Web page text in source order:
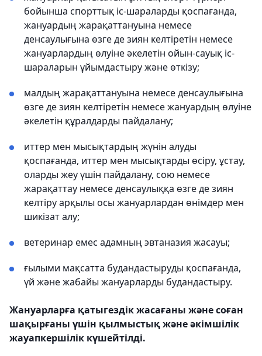
бойынша спорттық іс-шараларды қоспағанда,
жануардың жарақаттануына немесе
денсаулығына өзге де зиян келтіретін немесе
жануарлардың өлуіне әкелетін ойын-сауық іс-
шараларын ұйымдастыру және өткізу;
малдың жарақаттануына немесе денсаулығына
өзге де зиян келтіретін немесе жануардың өлуіне
әкелетін құралдарды пайдалану;
иттер мен мысықтардың жүнін алуды
қоспағанда, иттер мен мысықтарды өсіру, ұстау,
оларды жеу үшін пайдалану, сою немесе
жарақаттау немесе денсаулыққа өзге де зиян
келтіру арқылы осы жануарлардан өнімдер мен
шикізат алу;
ветеринар емес адамның эвтаназия жасауы;
ғылыми мақсатта будандастыруды қоспағанда,
үй және жабайы жануарларды будандастыру.
Жануарларға қатыгездік жасағаны және соған
шақырғаны үшін қылмыстық және әкімшілік
жауапкершілік күшейтілді.